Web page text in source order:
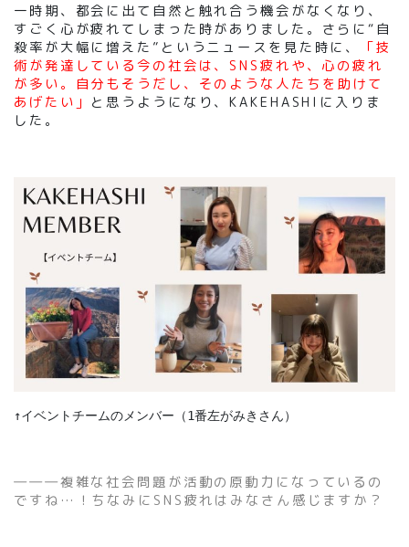
一時期、都会に出て自然と触れ合う機会がなくなり、
すごく心が疲れてしまった時がありました。さらに“自
殺率が大幅に増えた”というニュースを見た時に、
「技
術が発達している今の社会は、SNS疲れや、心の疲れ
が多い。自分もそうだし、そのような人たちを助けて
あげたい」 と思うようになり、KAKEHASHIに入りま
した。
↑イベントチームのメンバー（1番左がみきさん）
―――複雑な社会問題が活動の原動力になっているの
ですね…！ちなみにSNS疲れはみなさん感じますか？